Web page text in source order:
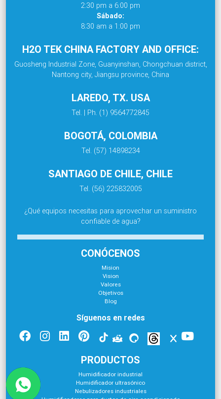
2:30 pm a 6:00 pm
Sábado:
8:30 am a 1:00 pm
H2O TEK CHINA FACTORY AND OFFICE:
Guosheng Industrial Zone, Guanyinshan, Chongchuan district,
Nantong city, Jiangsu province, China
LAREDO, TX. USA
Tel. | Ph. (1) 9564772845
BOGOTÁ, COLOMBIA
Tel. (57) 14898234
SANTIAGO DE CHILE, CHILE
Tel. (56) 225832005
¿Qué equipos necesitas para aprovechar un suministro
confiable de agua?
CONÓCENOS
Mision
Vision
Valores
Objetivos
Blog
Síguenos en redes
PRODUCTOS
Humidificador industrial
Humidificador ultrasónico
Nebulizadores industriales